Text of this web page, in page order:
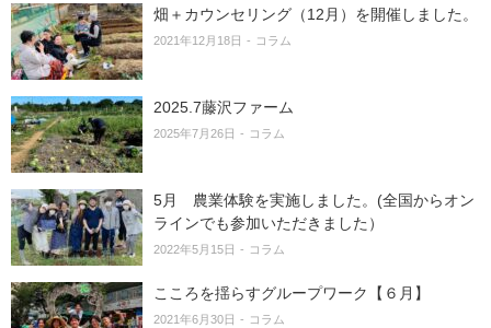
畑＋カウンセリング（12月）を開催しました。
2021年12月18日 コラム
2025.7藤沢ファーム
2025年7月26日 コラム
5月 農業体験を実施しました。(全国からオン
ラインでも参加いただきました）
2022年5月15日 コラム
こころを揺らすグループワーク【６月】
2021年6月30日 コラム